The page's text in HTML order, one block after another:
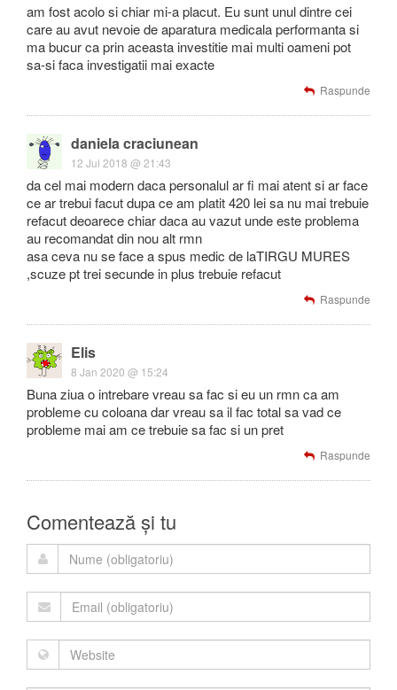
am fost acolo si chiar mi-a placut. Eu sunt unul dintre cei
care au avut nevoie de aparatura medicala performanta si
ma bucur ca prin aceasta investitie mai multi oameni pot
sa-si faca investigatii mai exacte
Raspunde
daniela craciunean
12 Jul 2018 @ 21:43
da cel mai modern daca personalul ar fi mai atent si ar face
ce ar trebui facut dupa ce am platit 420 lei sa nu mai trebuie
refacut deoarece chiar daca au vazut unde este problema
au recomandat din nou alt rmn
asa ceva nu se face a spus medic de laTIRGU MURES
,scuze pt trei secunde in plus trebuie refacut
Raspunde
Elis
8 Jan 2020 @ 15:24
Buna ziua o intrebare vreau sa fac si eu un rmn ca am
probleme cu coloana dar vreau sa il fac total sa vad ce
probleme mai am ce trebuie sa fac si un pret
Raspunde
Comentează și tu